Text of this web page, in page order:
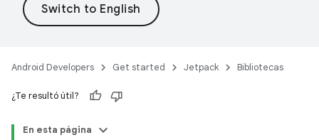
Android Developers Get started Jetpack Bibliotecas
¿Te resultó útil?
En esta página